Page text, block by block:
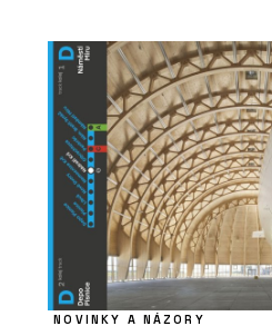
NOVINKY A NÁZORY